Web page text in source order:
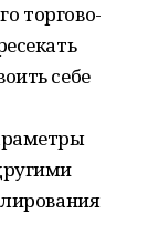
торгово-
себе